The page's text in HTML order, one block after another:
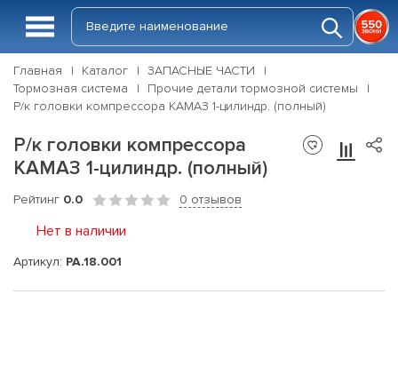
Главная Каталог
ЗАПАСНЫЕ ЧАСТИ
Тормозная система
Прочие детали тормозной системы
Р/к головки компрессора КАМАЗ 1-цилиндр. (полный)
Р/к головки компрессора
КАМАЗ 1-цилиндр. (полный)
Рейтинг 0.0 0 отзывов
Нет в наличии
Артикул: РА.18.001